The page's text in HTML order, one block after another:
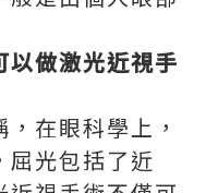
以做激光近視手
在眼科學上，
屈光包括了近